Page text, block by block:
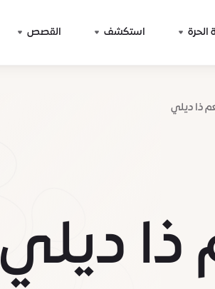
الحرة استكشف القصص
ذا ديلي
ديلي